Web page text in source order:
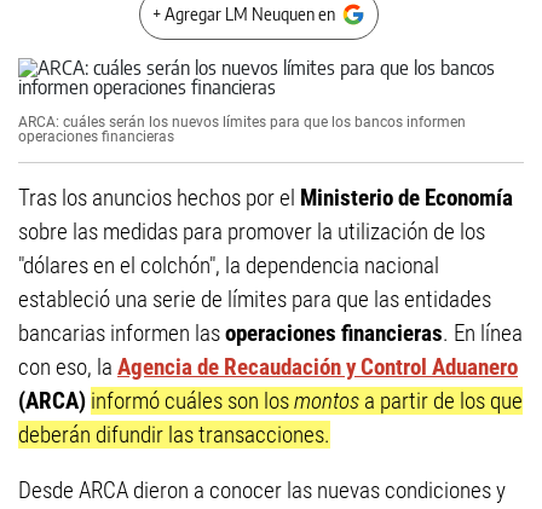
+ Agregar LM Neuquen en
ARCA: cuáles serán los nuevos límites para que los bancos informen
operaciones financieras
Tras los anuncios hechos por el Ministerio de Economía
sobre las medidas para promover la utilización de los
"dólares en el colchón", la dependencia nacional
estableció una serie de límites para que las entidades
bancarias informen lasoperaciones financieras. En línea
con eso, la Agencia de Recaudación y Control Aduanero
(ARCA) informó cuáles son losmontos a partir de los que
deberán difundir las transacciones.
Desde ARCA dieron a conocer las nuevas condiciones y